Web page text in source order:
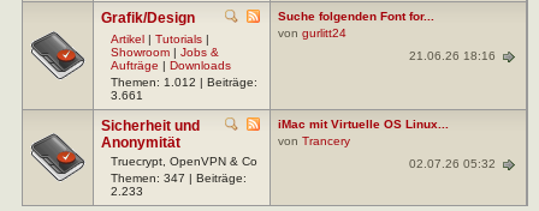
Grafik/Design
Artikel | Tutorials |
Showroom | Jobs &
Aufträge | Downloads
Themen: 1.012 | Beiträge:
3.661
Suche folgenden Font for...
von gurlitt24
21.06.26 18:16
Sicherheit und
Anonymität
Truecrypt, OpenVPN & Co
Themen: 347 | Beiträge:
2.233
iMac mit Virtuelle OS Linux...
von Trancery
02.07.26 05:32